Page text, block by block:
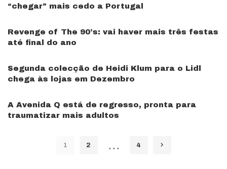
“chegar” mais cedo a Portugal
Revenge of The 90’s: vai haver mais três festas
até final do ano
Segunda colecção de Heidi Klum para o Lidl
chega às lojas em Dezembro
A Avenida Q está de regresso, pronta para
traumatizar mais adultos
1 2 … 4